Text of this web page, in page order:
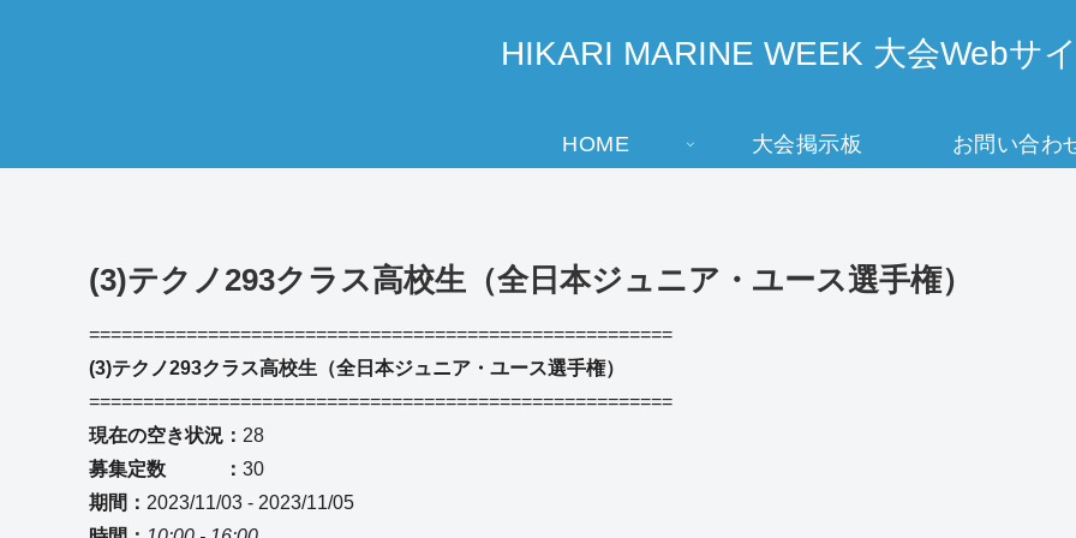
HIKARI MARINE WEEK 大会Webサ
HOME 大会掲示板 お問い合わ
(3)テクノ293クラス高校生（全日本ジュニア・ユース選手権）
======================================================
(3)テクノ293クラス高校生（全日本ジュニア・ユース選手権）
======================================================
現在の空き状況： 28
募集定数 ： 30
期間： 2023/11/03 - 2023/11/05